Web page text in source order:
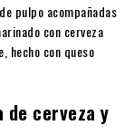
pulpo acompañadas
con cerveza
hecho con queso
de cerveza y